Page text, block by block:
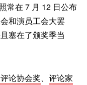
常在 7 月 12 日公布
和演员工会大罢
塞在了颁奖季当
论协会奖、 评论家